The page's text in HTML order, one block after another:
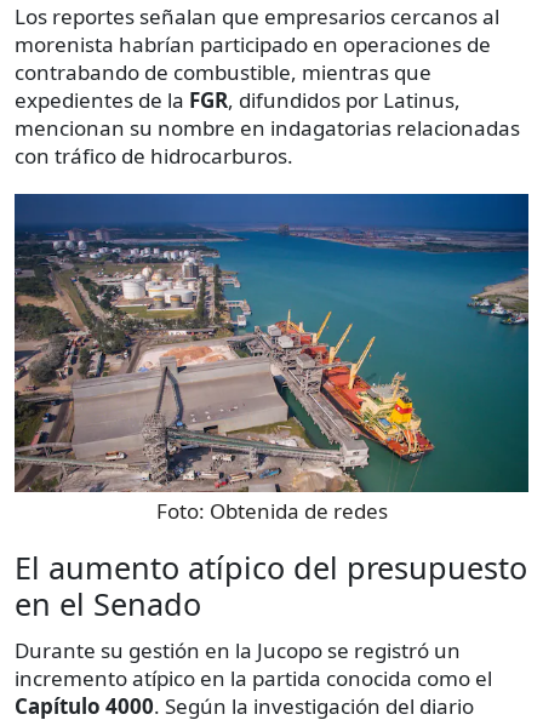
Los reportes señalan que empresarios cercanos al
morenista habrían participado en operaciones de
contrabando de combustible, mientras que
expedientes de la FGR, difundidos por Latinus,
mencionan su nombre en indagatorias relacionadas
con tráfico de hidrocarburos.
Foto: Obtenida de redes
El aumento atípico del presupuesto
en el Senado
Durante su gestión en la Jucopo se registró un
incremento atípico en la partida conocida como el
Capítulo 4000. Según la investigación del diario